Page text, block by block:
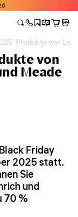
Produkte von
von
Meade
Friday
2025 statt.
Sie
und
70 %